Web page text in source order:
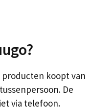
koopt van
De
via telefoon.